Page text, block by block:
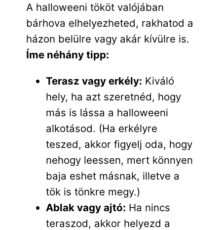
A halloweeni tököt valójában
bárhova elhelyezheted, rakhatod a
házon belülre vagy akár kívülre is.
Íme néhány tipp:
Terasz vagy erkély: Kiváló
hely, ha azt szeretnéd, hogy
más is lássa a halloweeni
alkotásod. (Ha erkélyre
teszed, akkor figyelj oda, hogy
nehogy leessen, mert könnyen
baja eshet másnak, illetve a
tök is tönkre megy.)
Ablak vagy ajtó: Ha nincs
teraszod, akkor helyezd a